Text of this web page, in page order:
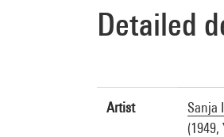
Detailed
Artist
Sanja
(1949,